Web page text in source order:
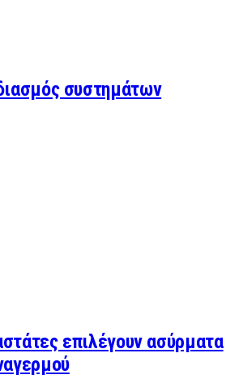
συστημάτων
επιλέγουν ασύρματα